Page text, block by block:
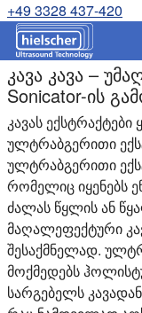
+49 3328 437-420
კავა კავა –
Sonicator-ის
კავას
ულტრაბგერითი
ულტრაბგერითი
რომელიც იყენებს
ძალას წყლის ან
მაღალეფექტური
შესაქმნელად.
მოქმედებს
სარგებელს